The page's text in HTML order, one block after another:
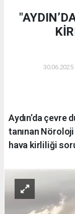
30.06.2025
Aydın’da çevre
tanınan Nöroloji
hava kirliliği